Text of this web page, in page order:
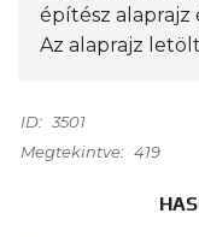
építész alaprajz
Az alaprajz
ID: 3501
Megtekintve: 419